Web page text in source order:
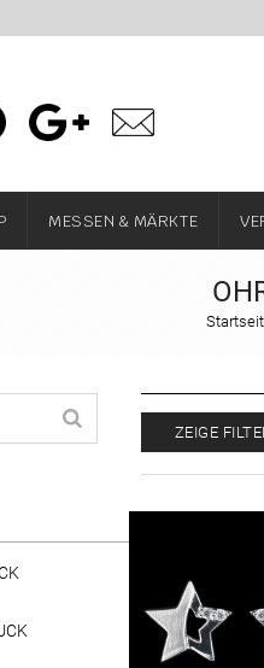
MESSEN & MÄRKTE
ZEIGE